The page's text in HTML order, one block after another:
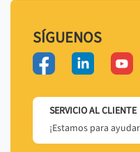
SÍGUENOS
SERVICIO AL CLIENTE
¡Estamos para